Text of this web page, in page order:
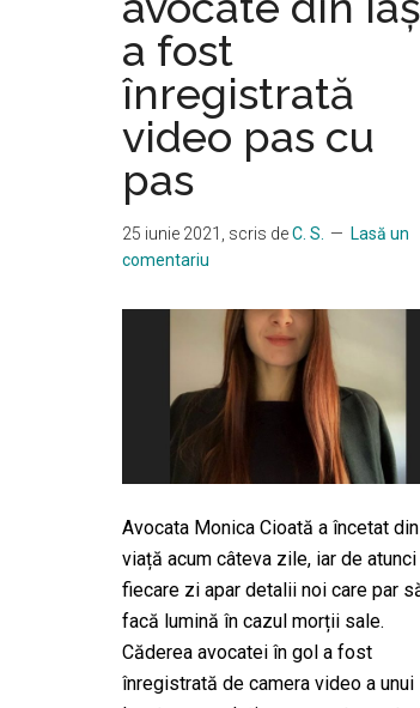
a fost
înregistrată
video pas cu
pas
25 iunie 2021 , scris deC. S.
Lasă un
comentariu
Avocata Monica Cioată a încetat din
viață acum câteva zile, iar de atunci
fiecare zi apar detalii noi care par
facă lumină în cazul morții sale.
Căderea avocatei în gol a fost
înregistrată de camera video a unui